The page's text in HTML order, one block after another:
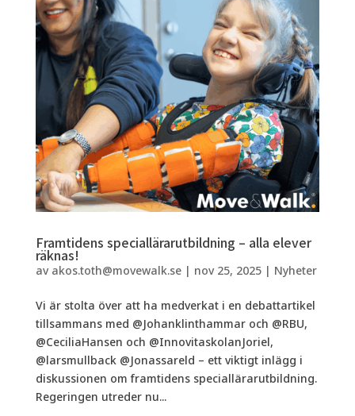
Framtidens speciallärarutbildning – alla elever
räknas!
av akos.toth@movewalk.se| nov 25, 2025| Nyheter
Vi är stolta över att ha medverkat i en debattartikel
tillsammans med @Johanklinthammar och @RBU,
@CeciliaHansen och @InnovitaskolanJoriel,
@larsmullback @Jonassareld – ett viktigt inlägg i
diskussionen om framtidens speciallärarutbildning.
Regeringen utreder nu...